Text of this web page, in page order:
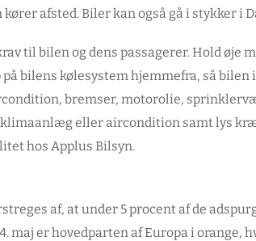
afsted. Biler kan også gå i stykker i
til bilen og dens passagerer. Hold øje
bilens kølesystem hjemmefra, så bilen
bremser, motorolie,
eller aircondition samt lys
hos Applus Bilsyn.
af, at under 5 procent af de
maj er hovedparten af Europa i orange,